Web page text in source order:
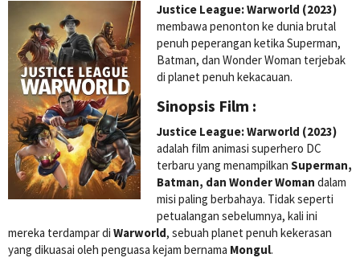
Justice League: Warworld (2023)
membawa penonton ke dunia brutal
penuh peperangan ketika Superman,
Batman, dan Wonder Woman terjebak
di planet penuh kekacauan.
Sinopsis Film :
Justice League: Warworld (2023)
adalah film animasi superhero DC
terbaru yang menampilkan Superman,
Batman, dan Wonder Woman dalam
misi paling berbahaya. Tidak seperti
petualangan sebelumnya, kali ini
mereka terdampar di Warworld, sebuah planet penuh kekerasan
yang dikuasai oleh penguasa kejam bernama Mongul.